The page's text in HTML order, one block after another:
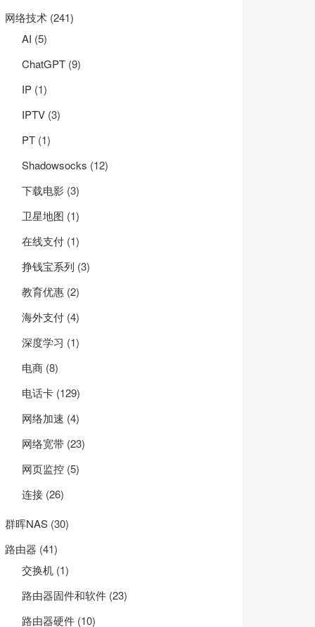
网络技术 (241)
AI (5)
ChatGPT (9)
IP (1)
IPTV (3)
PT (1)
Shadowsocks (12)
下载电影 (3)
卫星地图 (1)
在线支付 (1)
挣钱宝系列 (3)
教育优惠 (2)
海外支付 (4)
深度学习 (1)
电商 (8)
电话卡 (129)
网络加速 (4)
网络宽带 (23)
网页监控 (5)
连接 (26)
群晖NAS (30)
路由器 (41)
交换机 (1)
路由器固件和软件 (23)
路由器硬件 (10)